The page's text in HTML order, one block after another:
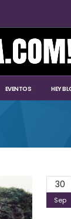
EVENTOS HEY
30
Sep